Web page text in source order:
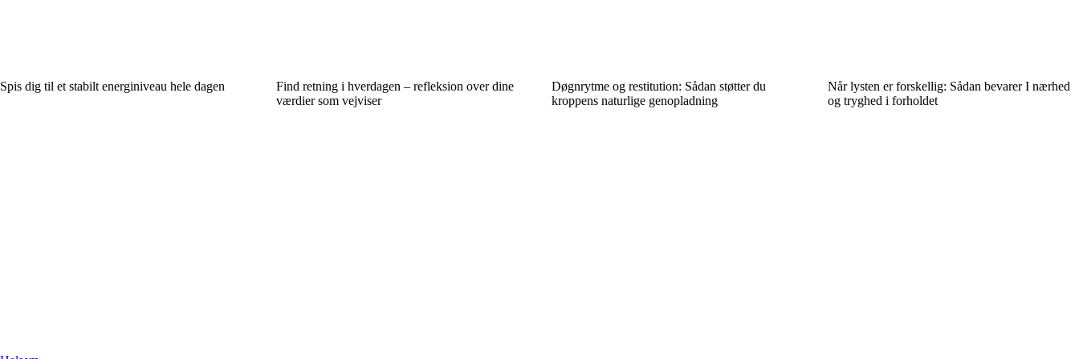
Spis dig til et stabilt energiniveau hele dagen
Find retning i hverdagen – refleksion over dine
værdier som vejviser
Døgnrytme og restitution: Sådan støtter du
kroppens naturlige genopladning
Når lysten er forskellig: Sådan bevarer I nærhed
og tryghed i forholdet